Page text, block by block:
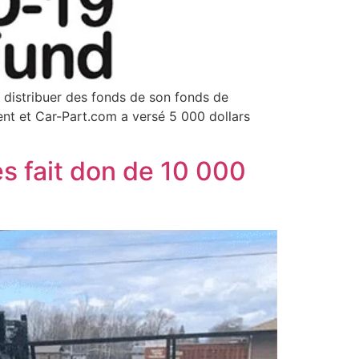
distribuer des fonds de son fonds de
et Car-Part.com a versé 5 000 dollars
fait don de 10 000